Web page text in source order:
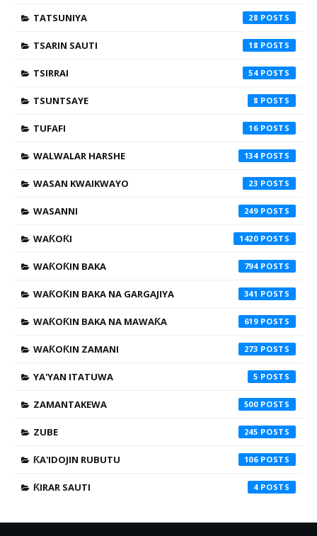
TATSUNIYA 28
TSARIN SAUTI 18
TSIRRAI 54
TSUNTSAYE 8
TUFAFI 16
WALWALAR HARSHE 134
WASAN KWAIKWAYO 23
WASANNI 249
WAƘOƘI 1420
WAƘOƘIN BAKA 794
WAƘOƘIN BAKA NA GARGAJIYA 341
WAƘOƘIN BAKA NA MAWAƘA 619
WAƘOƘIN ZAMANI 273
YA'YAN ITATUWA 5
ZAMANTAKEWA 500
ZUBE 245
ƘA'IDOJIN RUBUTU 106
ƘIRAR SAUTI 4